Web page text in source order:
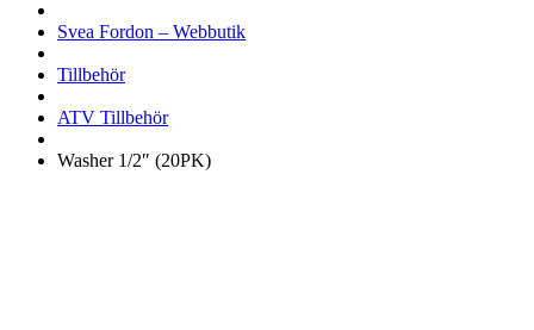
Svea Fordon – Webbutik
Tillbehör
ATV Tillbehör
Washer 1/2″ (20PK)